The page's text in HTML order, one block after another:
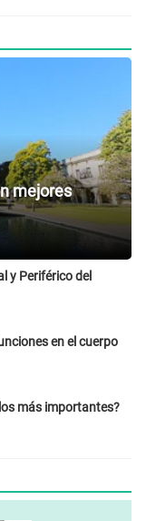
mejores
y Periférico del
en el cuerpo
más importantes?